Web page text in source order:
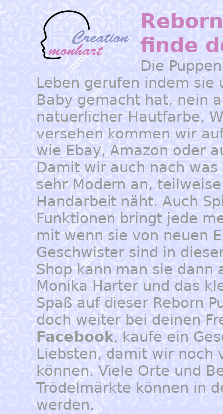
finde
Die
Leben gerufen indem sie
Baby gemacht hat, nein
natuerlicher Hautfarbe,
versehen kommen wir
wie Ebay, Amazon oder
Damit wir auch nach
sehr Modern an,
Handarbeit näht. Auch
Funktionen bringt jede
mit wenn sie von neuen
Geschwister sind in
Shop kann man sie dann
Monika Harter und das
Spaß auf dieser Reborn
doch weiter bei deinen
Facebook, kaufe ein
Liebsten, damit wir noch
können. Viele Orte und
Trödelmärkte können in
werden.